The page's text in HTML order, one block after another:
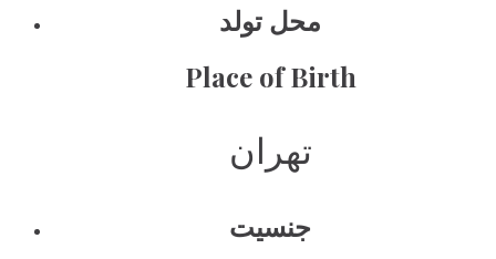
محل تولد
Place of Birth
تهران
جنسیت